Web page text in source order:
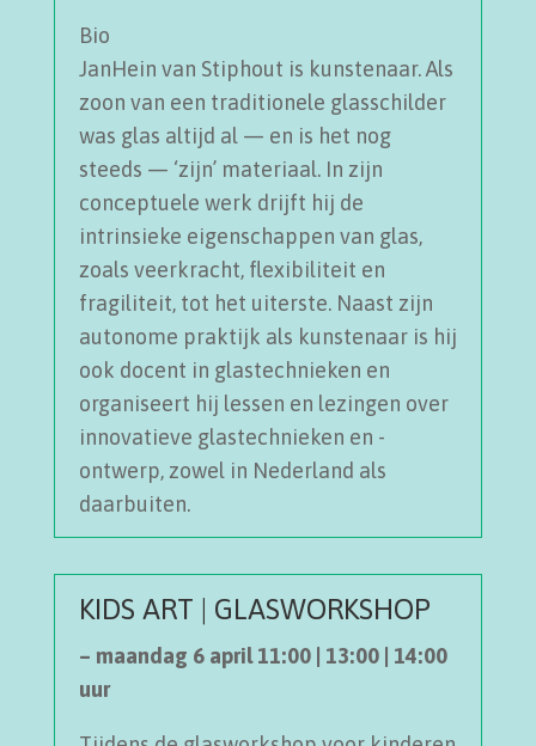
Bio
JanHein van Stiphout is kunstenaar. Als
zoon van een traditionele glasschilder
was glas altijd al — en is het nog
steeds — ‘zijn’ materiaal. In zijn
conceptuele werk drijft hij de
intrinsieke eigenschappen van glas,
zoals veerkracht, flexibiliteit en
fragiliteit, tot het uiterste. Naast zijn
autonome praktijk als kunstenaar is hij
ook docent in glastechnieken en
organiseert hij lessen en lezingen over
innovatieve glastechnieken en -
ontwerp, zowel in Nederland als
daarbuiten.
KIDS ART | GLASWORKSHOP
– maandag 6 april 11:00 | 13:00 | 14:00
uur